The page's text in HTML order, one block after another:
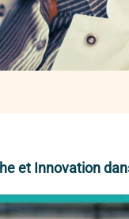
et Innovation